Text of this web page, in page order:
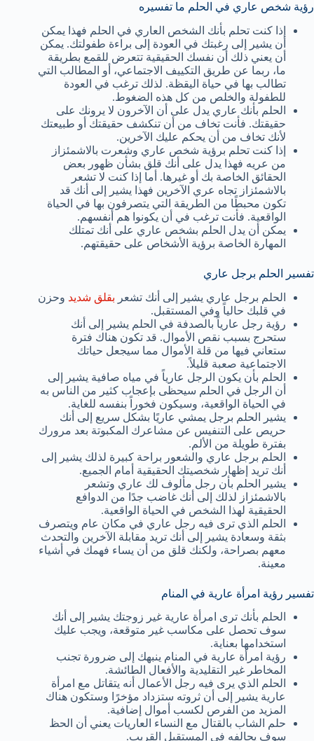
رؤية شخص عاري في الحلم ما تفسيره
إذا كنت تحلم بأنك الشخص العاري في الحلم فهذا يمكن
أن يشير إلى رغبتك في العودة إلى براءة طفولتك. يمكن
أن يعني ذلك أن نفسك الحقيقية تتعرض للقمع بطريقة
ما، ربما عن طريق التكييف الاجتماعي، أو المطالب التي
تطالب بها في حياة اليقظة. لذلك ترغب في العودة
للطفولة والخلص من كل هذه الضغوط.
الحلم بأنك عاري يدل على أن الآخرون لا يرونك على
حقيقتك. فأنت تخاف من أن تنكشف حقيقتك أو طبيعتك
لأنك تخاف من أن يحكم عليك الآخرين.
إذا كنت تحلم برؤية شخص عاري وشعرت بالاشمئزاز
من عريه فهذا يدل على أنك قلق بشأن ظهور بعض
الحقائق الخاصة بك أو غيرها. أما إذا كنت لا تشعر
بالاشمئزاز تجاه عري الآخرين فهذا يشير إلى أنك قد
تكون محبطًا من الطريقة التي يتصرفون بها في الحياة
الواقعية. فأنت ترغب في أن يكونوا هم أنفسهم.
يمكن أن يدل الحلم بشخص عاري على أنك تمتلك
المهارة الخاصة برؤية الأشخاص على حقيقتهم.
تفسير الحلم برجل عاري
الحلم برجل عاري يشير إلى أنك تشعر بقلق شديد وحزن
في قلبك حالياً وفي المستقبل.
رؤية رجل عارياً بالصدفة في الحلم يشير إلى أنك
ستحرج بسبب نقص الأموال. قد تكون هناك فترة
ستعاني فيها من قلة الأموال مما سيجعل حياتك
الاجتماعية صعبة قليلاً.
الحلم بأن يكون الرجل عارياً في مياه صافية يشير إلى
أن الرجل في الحلم سيحظى بإعجاب كثير من الناس به
في الحياة الواقعية، وسيكون فخوراً بنفسه للغاية.
يشير الحلم برجل يمشي عاريًا بشكل سريع إلى أنك
حريص على التنفيس عن مشاعرك المكبوتة بعد مرورك
بفترة طويلة من الألم.
الحلم برجل عاري والشعور براحة كبيرة لذلك يشير إلى
أنك تريد إظهار شخصيتك الحقيقية أمام الجميع.
يشير الحلم بأن رجل مألوف لك عاري وتشعر
بالاشمئزاز لذلك إلى أنك غاضب جدًا من الدوافع
الحقيقية لهذا الشخص في الحياة الواقعية.
الحلم الذي ترى فيه رجل عاري في مكان عام ويتصرف
بثقة وسعادة يشير إلى أنك تريد مقابلة الآخرين والتحدث
معهم بصراحة، ولكنك قلق من أن يساء فهمك في أشياء
معينة.
تفسير رؤية امرأة عارية في المنام
الحلم بأنك ترى امرأة عارية غير زوجتك يشير إلى أنك
سوف تحصل على مكاسب غير متوقعة، ويجب عليك
استخدامها بعناية.
رؤية امرأة عارية في المنام ينبهك إلى ضرورة تجنب
المخاطر غير التقليدية والأفعال الطائشة.
الحلم الذي يرى فيه رجل الأعمال أنه يتقاتل مع امرأة
عارية يشير إلى أن ثروته ستزداد مؤخرًا وستكون هناك
المزيد من الفرص لكسب أموال إضافية.
حلم الشاب بالقتال مع النساء العاريات يعني أن الحظ
سوف يحالفه في المستقبل القريب.